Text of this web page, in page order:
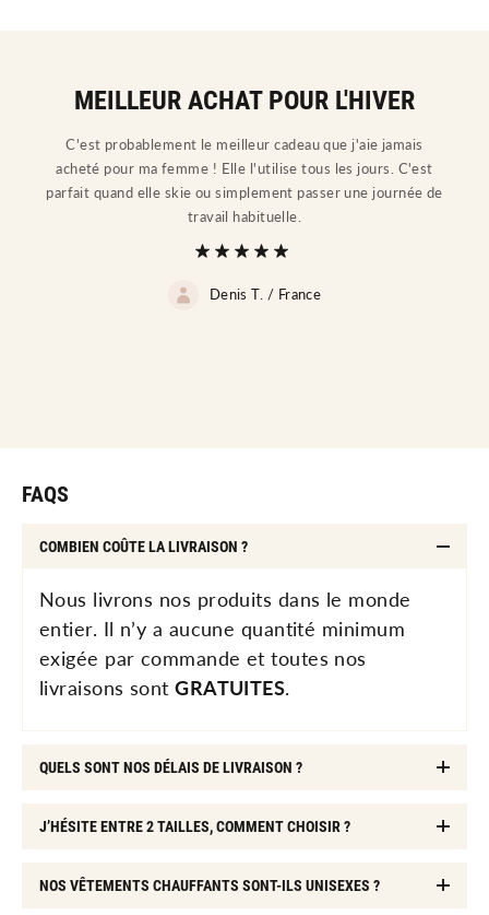
MEILLEUR ACHAT POUR L'HIVER
C'est probablement le meilleur cadeau que j'aie jamais
acheté pour ma femme ! Elle l'utilise tous les jours. C'est
parfait quand elle skie ou simplement passer une journée de
travail habituelle.
Denis T. / France
FAQS
COMBIEN COÛTE LA LIVRAISON ?
Nous livrons nos produits dans le monde
entier. Il n’y a aucune quantité minimum
exigée par commande et toutes nos
livraisons sontGRATUITES.
QUELS SONT NOS DÉLAIS DE LIVRAISON ?
J’HÉSITE ENTRE 2 TAILLES, COMMENT CHOISIR ?
NOS VÊTEMENTS CHAUFFANTS SONT-ILS UNISEXES ?